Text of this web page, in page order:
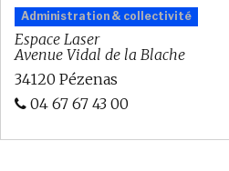
Administration & collectivité
Espace Laser
Avenue Vidal de la Blache
34120 Pézenas
04 67 67 43 00